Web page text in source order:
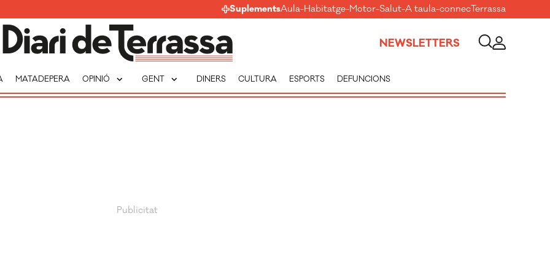
SuplementsAula-Habitatge-Motor-Salut-A taula-connecTerrassa
NEWSLETTERS
MATADEPERA OPINIÓ expand_more GENT expand_more DINERS CULTURA ESPORTS DEFUNCIONS